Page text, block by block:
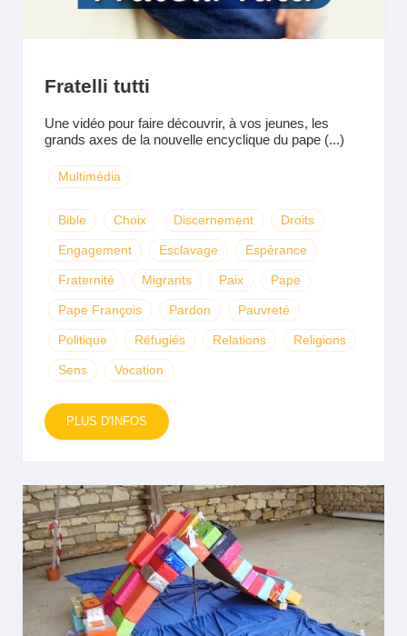
Fratelli tutti
Une vidéo pour faire découvrir, à vos jeunes, les
grands axes de la nouvelle encyclique du pape (...)
Multimédia
Bible Choix Discernement Droits
Engagement Esclavage Espérance
Fraternité Migrants Paix Pape
Pape François Pardon Pauvreté
Politique Réfugiés Relations Religions
Sens Vocation
PLUS D'INFOS